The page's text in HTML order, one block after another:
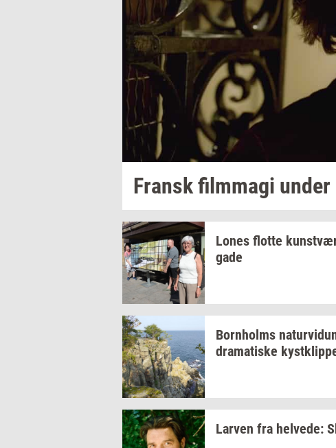
Franskfilm­magi under
Lones flot­te
ga­de
Born­holms
dra­ma­ti­ske
Lar­ven fra hel­ve­de: